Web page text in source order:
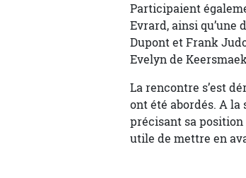
Participaient
Evrard, ainsi qu’une
Dupont et Frank
Evelyn de
La rencontre s’est
ont été abordés. A la
précisant sa position
utile de mettre en